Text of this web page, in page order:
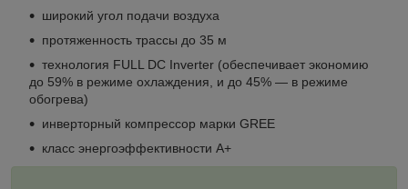
широкий угол подачи воздуха
протяженность трассы до 35 м
технология FULL DC Inverter (обеспечивает экономию
до 59% в режиме охлаждения, и до 45% — в режиме
обогрева)
инверторный компрессор марки GREE
класс энергоэффективности А+